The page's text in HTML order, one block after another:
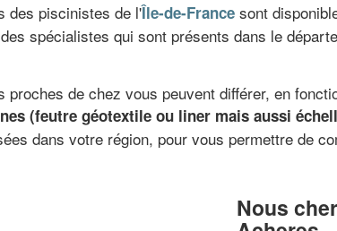
des piscinistes de l'Île-de-France sont
spécialistes qui sont présents dans le
de chez vous peuvent différer, en
(feutre géotextile ou liner mais aussi
dans votre région, pour vous permettre de
Nous